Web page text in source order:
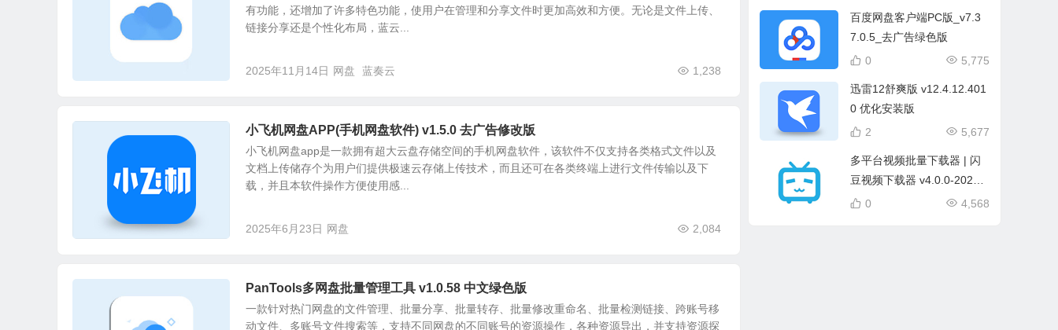
有功能，还增加了许多特色功能，使用户在管理和分享文件时更加高效和方便。无论是文件上传、
链接分享还是个性化布局，蓝云...
2025年11月14日 1,238
网盘 蓝奏云
小飞机网盘APP(手机网盘软件) v1.5.0 去广告修改版
小飞机网盘app是一款拥有超大云盘存储空间的手机网盘软件，该软件不仅支持各类格式文件以及
文档上传储存个为用户们提供极速云存储上传技术，而且还可在各类终端上进行文件传输以及下
载，并且本软件操作方便使用感...
2025年6月23日 2,084
网盘
PanTools多网盘批量管理工具 v1.0.58 中文绿色版
一款针对热门网盘的文件管理、批量分享、批量转存、批量修改重命名、批量检测链接、跨账号移
动文件、多账号文件搜索等，支持不同网盘的不同账号的资源操作，各种资源导出，并支持资源探
百度网盘客户端PC版_v7.3
7.0.5_去广告绿色版
5,775
0
迅雷12舒爽版 v12.4.12.401
0 优化安装版
5,677
2
多平台视频批量下载器 | 闪
豆视频下载器 v4.0.0-2026.0
7.29 去升级绿色版
4,568
0